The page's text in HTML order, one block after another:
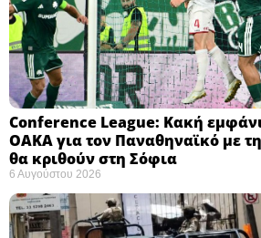
Conference League: Κακή
ΟΑΚΑ για τον Παναθηναϊκό με
θα κριθούν στη Σόφια ​
6 Αυγούστου 2026